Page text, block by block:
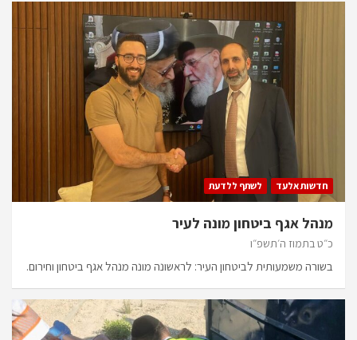
חדשות אלעד לשתף ללדעת
מנהל אגף ביטחון מונה לעיר
כ״ט בתמוז ה׳תשפ״ו
בשורה משמעותית לביטחון העיר: לראשונה מונה מנהל אגף ביטחון וחירום.